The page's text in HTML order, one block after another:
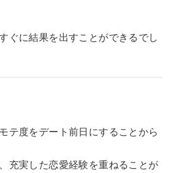
ぐに結果を出すことができるでし
テ度をデート前日にすることから
充実した恋愛経験を重ねることが